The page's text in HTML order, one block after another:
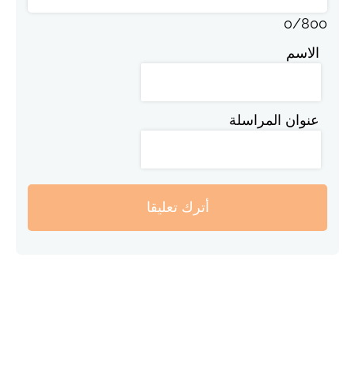
0/800
الاسم
عنوان المراسلة
أترك تعليقا